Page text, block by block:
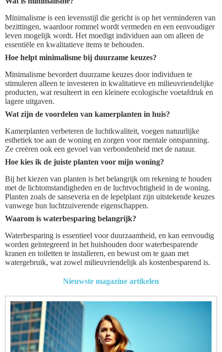
Minimalisme is een levensstijl die gericht is op het verminderen van
bezittingen, waardoor rommel wordt vermeden en een eenvoudiger
leven mogelijk wordt. Het moedigt individuen aan om alleen de
essentiële en kwalitatieve items te behouden.
Hoe helpt minimalisme bij duurzame keuzes?
Minimalisme bevordert duurzame keuzes door individuen te
stimuleren alleen te investeren in kwalitatieve en milieuvriendelijke
producten, wat resulteert in een kleinere ecologische voetafdruk en
lagere uitgaven.
Wat zijn de voordelen van kamerplanten in huis?
Kamerplanten verbeteren de luchtkwaliteit, voegen natuurlijke
esthetiek toe aan de woning en zorgen voor mentale ontspanning.
Ze creëren ook een gevoel van verbondenheid met de natuur.
Hoe kies ik de juiste planten voor mijn woning?
Bij het kiezen van planten is het belangrijk om rekening te houden
met de lichtomstandigheden en de luchtvochtigheid in de woning.
Planten zoals de sanseveria en de lepelplant zijn uitstekende keuzes
vanwege hun luchtzuiverende eigenschappen.
Waarom is waterbesparing belangrijk?
Waterbesparing is essentieel voor duurzaamheid, en kan eenvoudig
worden geïntegreerd in het huishouden door waterbesparende
kranen en toiletten te installeren, en bewust om te gaan met
watergebruik, wat zowel milieuvriendelijk als kostenbesparend is.
Nieuwste magazine artikelen